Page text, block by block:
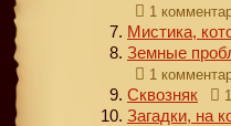
1
Мистика,
Земные
1
Сквозняк
Загадки, на